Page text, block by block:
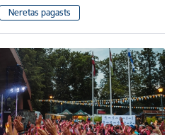
Neretas pagasts